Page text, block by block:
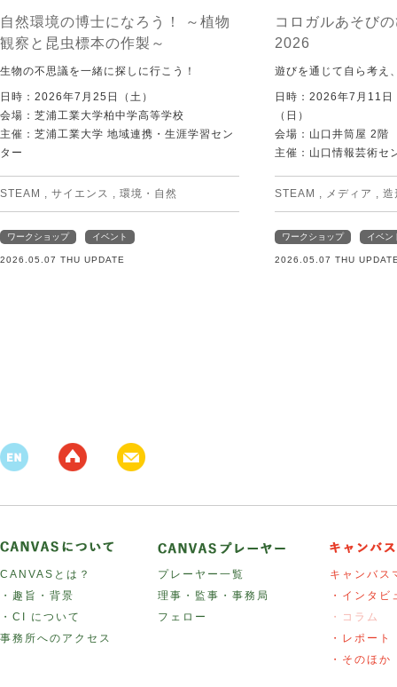
自然環境の博士になろう！ ～植物
観察と昆虫標本の作製～
生物の不思議を一緒に探しに行こう！
日時：2026年7月25日（土）
会場：芝浦工業大学柏中学高等学校
主催：芝浦工業大学 地域連携・生涯学習セン
ター
STEAM , サイエンス , 環境・自然
ワークショップ イベント
2026.05.07 THU UPDATE
コロガルあそび
2026
遊びを通じて自ら考え
日時：2026年7月11
（日）
会場：山口井筒屋 2階
主催：山口情報芸術セ
STEAM , メディア , 造
ワークショップ イベン
2026.05.07 THU
CANVASとは？
・趣旨・背景
・CI について
事務所へのアクセス
プレーヤー一覧
理事・監事・事務局
フェロー
キャンバス
・インタビ
・コラム
・レポート
・そのほか